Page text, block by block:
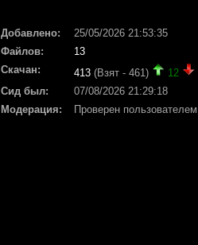
Добавлено:
25/05/2026 21:53:35
Файлов:
13
Скачан:
413 (Взят - 461) 12
Сид был:
07/08/2026 21:29:18
Модерация:
Проверен пользователем